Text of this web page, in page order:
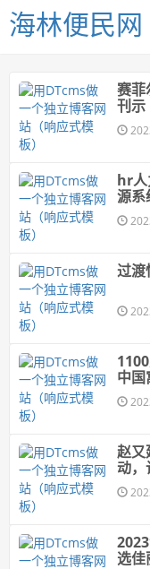
海林便民网
赛菲
刊示
hr人
源系
过渡
中国
赵又
动，
选佳